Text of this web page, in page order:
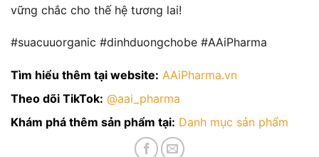
vững chắc cho thế hệ tương lai!
#suacuuorganic #dinhduongchobe #AAiPharma
Tìm hiểu thêm tại website: AAiPharma.vn
Theo dõi TikTok: @aai_pharma
Khám phá thêm sản phẩm tại: Danh mục sản phẩm